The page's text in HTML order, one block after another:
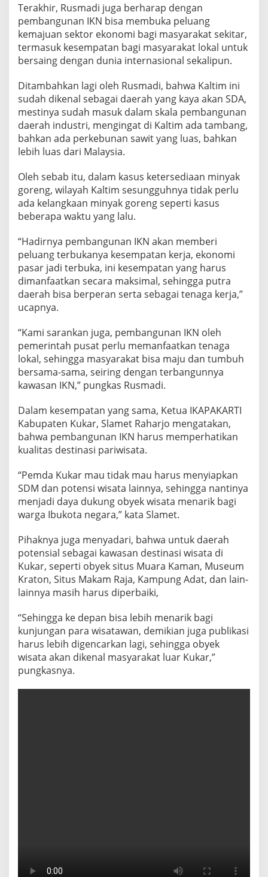
Terakhir, Rusmadi juga berharap dengan
pembangunan IKN bisa membuka peluang
kemajuan sektor ekonomi bagi masyarakat sekitar,
termasuk kesempatan bagi masyarakat lokal untuk
bersaing dengan dunia internasional sekalipun.
Ditambahkan lagi oleh Rusmadi, bahwa Kaltim ini
sudah dikenal sebagai daerah yang kaya akan SDA,
mestinya sudah masuk dalam skala pembangunan
daerah industri, mengingat di Kaltim ada tambang,
bahkan ada perkebunan sawit yang luas, bahkan
lebih luas dari Malaysia.
Oleh sebab itu, dalam kasus ketersediaan minyak
goreng, wilayah Kaltim sesungguhnya tidak perlu
ada kelangkaan minyak goreng seperti kasus
beberapa waktu yang lalu.
“Hadirnya pembangunan IKN akan memberi
peluang terbukanya kesempatan kerja, ekonomi
pasar jadi terbuka, ini kesempatan yang harus
dimanfaatkan secara maksimal, sehingga putra
daerah bisa berperan serta sebagai tenaga kerja,”
ucapnya.
“Kami sarankan juga, pembangunan IKN oleh
pemerintah pusat perlu memanfaatkan tenaga
lokal, sehingga masyarakat bisa maju dan tumbuh
bersama-sama, seiring dengan terbangunnya
kawasan IKN,” pungkas Rusmadi.
Dalam kesempatan yang sama, Ketua IKAPAKARTI
Kabupaten Kukar, Slamet Raharjo mengatakan,
bahwa pembangunan IKN harus memperhatikan
kualitas destinasi pariwisata.
“Pemda Kukar mau tidak mau harus menyiapkan
SDM dan potensi wisata lainnya, sehingga nantinya
menjadi daya dukung obyek wisata menarik bagi
warga Ibukota negara,” kata Slamet.
Pihaknya juga menyadari, bahwa untuk daerah
potensial sebagai kawasan destinasi wisata di
Kukar, seperti obyek situs Muara Kaman, Museum
Kraton, Situs Makam Raja, Kampung Adat, dan lain-
lainnya masih harus diperbaiki,
“Sehingga ke depan bisa lebih menarik bagi
kunjungan para wisatawan, demikian juga publikasi
harus lebih digencarkan lagi, sehingga obyek
wisata akan dikenal masyarakat luar Kukar,”
pungkasnya.